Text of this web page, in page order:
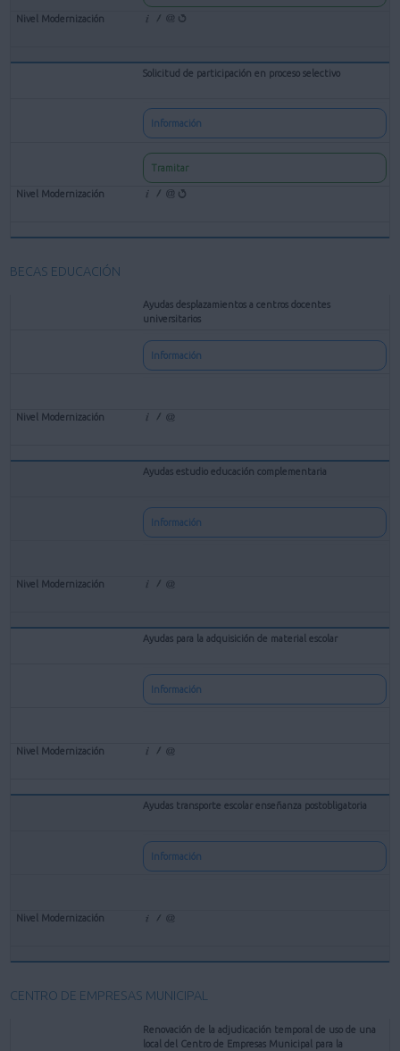
Solicitud de participación en proceso selectivo
Información
Tramitar
BECAS EDUCACIÓN
Ayudas desplazamientos a centros docentes
universitarios
Información
Ayudas estudio educación complementaria
Información
Ayudas para la adquisición de material escolar
Información
Ayudas transporte escolar enseñanza postobligatoria
Información
CENTRO DE EMPRESAS MUNICIPAL
Renovación de la adjudicación temporal de uso de una
local del Centro de Empresas Municipal para la